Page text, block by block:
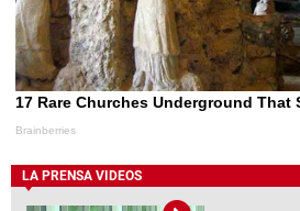
LA PRENSA VIDEOS